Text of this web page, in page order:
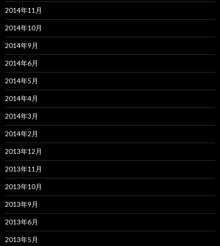
2014年11月
2014年10月
2014年9月
2014年6月
2014年5月
2014年4月
2014年3月
2014年2月
2013年12月
2013年11月
2013年10月
2013年9月
2013年6月
2013年5月